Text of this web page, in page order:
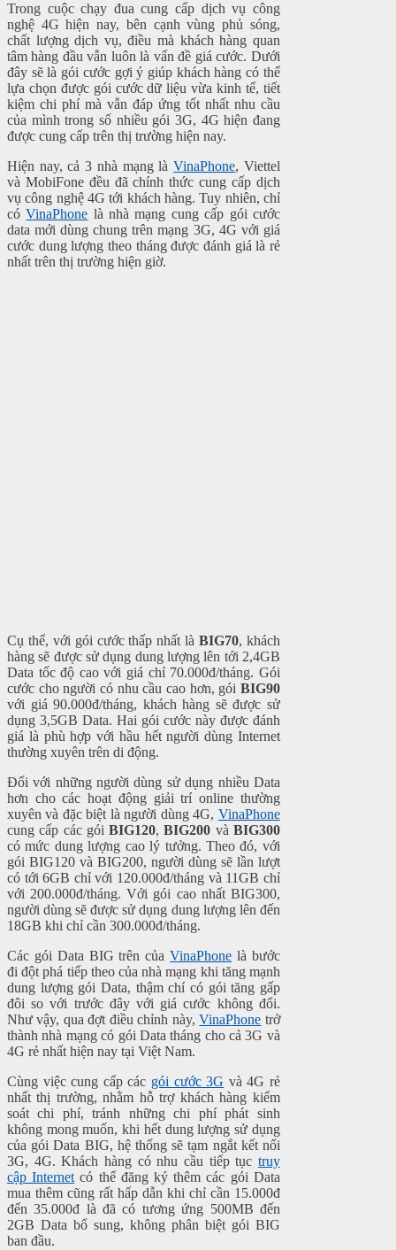
Trong cuộc chạy đua cung cấp dịch vụ công
nghệ 4G hiện nay, bên cạnh vùng phủ sóng,
chất lượng dịch vụ, điều mà khách hàng quan
tâm hàng đầu vẫn luôn là vấn đề giá cước. Dưới
đây sẽ là gói cước gợi ý giúp khách hàng có thể
lựa chọn được gói cước dữ liệu vừa kinh tế, tiết
kiệm chi phí mà vẫn đáp ứng tốt nhất nhu cầu
của mình trong số nhiều gói 3G, 4G hiện đang
được cung cấp trên thị trường hiện nay.
Hiện nay, cả 3 nhà mạng làVinaPhone, Viettel
và MobiFone đều đã chính thức cung cấp dịch
vụ công nghệ 4G tới khách hàng. Tuy nhiên, chỉ
cóVinaPhone là nhà mạng cung cấp gói cước
data mới dùng chung trên mạng 3G, 4G với giá
cước dung lượng theo tháng được đánh giá là rẻ
nhất trên thị trường hiện giờ.
Cụ thể, với gói cước thấp nhất là BIG70, khách
hàng sẽ được sử dụng dung lượng lên tới 2,4GB
Data tốc độ cao với giá chỉ 70.000đ/tháng. Gói
cước cho người có nhu cầu cao hơn, gói BIG90
với giá 90.000đ/tháng, khách hàng sẽ được sử
dụng 3,5GB Data. Hai gói cước này được đánh
giá là phù hợp với hầu hết người dùng Internet
thường xuyên trên di động.
Đối với những người dùng sử dụng nhiều Data
hơn cho các hoạt động giải trí online thường
xuyên và đặc biệt là người dùng 4G, VinaPhone
cung cấp các góiBIG120,BIG200 và BIG300
có mức dung lượng cao lý tưởng. Theo đó, với
gói BIG120 và BIG200, người dùng sẽ lần lượt
có tới 6GB chỉ với 120.000đ/tháng và 11GB chỉ
với 200.000đ/tháng. Với gói cao nhất BIG300,
người dùng sẽ được sử dụng dung lượng lên đến
18GB khi chỉ cần 300.000đ/tháng.
Các gói Data BIG trên củaVinaPhone là bước
đi đột phá tiếp theo của nhà mạng khi tăng mạnh
dung lượng gói Data, thậm chí có gói tăng gấp
đôi so với trước đây với giá cước không đổi.
Như vậy, qua đợt điều chỉnh này,VinaPhone trở
thành nhà mạng có gói Data tháng cho cả 3G và
4G rẻ nhất hiện nay tại Việt Nam.
Cùng việc cung cấp các gói cước 3G và 4G rẻ
nhất thị trường, nhằm hỗ trợ khách hàng kiểm
soát chi phí, tránh những chi phí phát sinh
không mong muốn, khi hết dung lượng sử dụng
của gói Data BIG, hệ thống sẽ tạm ngắt kết nối
3G, 4G. Khách hàng có nhu cầu tiếp tục truy
cập Internet có thể đăng ký thêm các gói Data
mua thêm cũng rất hấp dẫn khi chỉ cần 15.000đ
đến 35.000đ là đã có tương ứng 500MB đến
2GB Data bổ sung, không phân biệt gói BIG
ban đầu.